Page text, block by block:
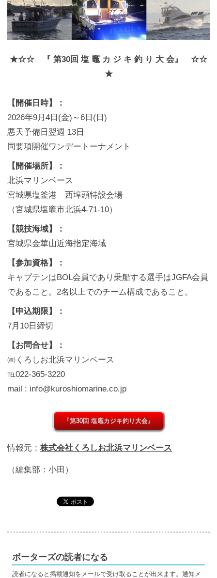
★☆☆ 『 第30回 塩 竈 カ ジ キ 釣 り 大 会』 ☆☆
★
【開催日時】：
2026年9月4日(金)～6日(日)
悪天予備日翌週 13日
同要項開催ワンデートーナメント
【開催場所】：
北浜マリンベース
宮城県塩釜港 西埠頭特設会場
（宮城県塩竈市北浜4-71-10）
【競技海域】：
宮城県金華山近海指定海域
【参加資格】：
キャプテンはBOL会員であり乗船する選手はJGFA会員
であること。2名以上でのチーム構成であること。
【申込期限】：
7月10日締切
【お問合せ】：
㈱くろしお北浜マリンベース
℡022-365-3220
mail : info@kuroshiomarine.co.jp
『第30回 塩竈カジキ釣り大会』
情報元： 株式会社くろしお北浜マリンベース
（編集部：小田）
ボーターズの読者になる
読者になると掲載通知をメールで受け取ることが出来ます。通知メ